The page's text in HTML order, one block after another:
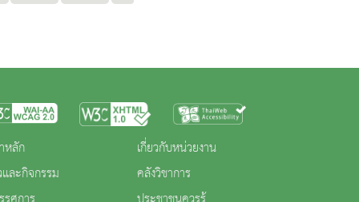
หลัก
ละกิจกรรม
เกี่ยวกับหน่วยงาน
คลังวิชาการ